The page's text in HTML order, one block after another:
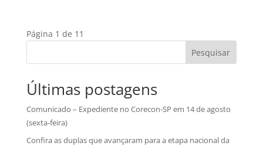
Página 1 de 1 1
Pesquisar
Últimas postagens
Comunicado – Expediente no Corecon-SP em 14 de agosto
(sexta-feira)
Confira as duplas que avançaram para a etapa nacional da